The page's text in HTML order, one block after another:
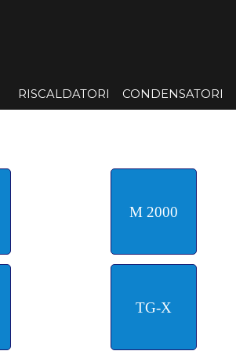
▼
RISCALDATORI ▼
CONDENSATORI
M 2000
TG-X